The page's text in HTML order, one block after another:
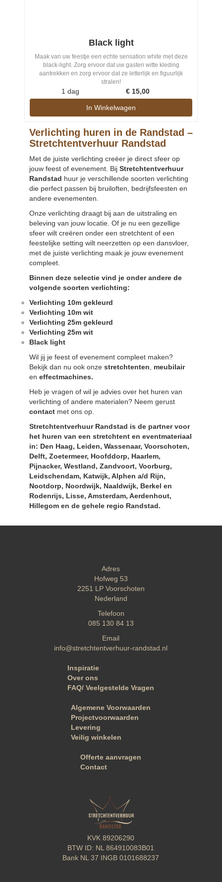
Black light
Maak van uw feestje een echte sensation white met deze
black-light. Zorg ervoor dat uw gasten witte kleding
aantrekken en zorg ervoor dat ze letterlijk en figuurlijk
stralen!
1 dag € 15,00
In Winkelwagen
Verlichting huren in de Randstad –
Stretchtentverhuur Randstad
Met de juiste verlichting creëer je direct sfeer op
jouw feest of evenement. Bij Stretchtentverhuur
Randstad huur je verschillende soorten verlichting
die perfect passen bij bruiloften, bedrijfsfeesten en
andere evenementen.
Onze verlichting draagt bij aan de uitstraling en
beleving van jouw locatie. Of je nu een gezellige
sfeer wilt creëren onder een stretchtent of een
feestelijke setting wilt neerzetten op een dansvloer,
met de juiste verlichting maak je jouw evenement
compleet.
Binnen deze selectie vind je onder andere de
volgende soorten verlichting:
Verlichting 10m gekleurd
Verlichting 10m wit
Verlichting 25m gekleurd
Verlichting 25m wit
Black light
Wil jij je feest of evenement compleet maken?
Bekijk dan nu ook onze stretchtenten
meubilair
en effectmachines.
Heb je vragen of wil je advies over het huren van
verlichting of andere materialen? Neem gerust
contact met ons op.
Stretchtentverhuur Randstad is de partner voor
het huren van een stretchtent en eventmateriaal
in: Den Haag, Leiden, Wassenaar, Voorschoten,
Delft, Zoetermeer, Hoofddorp, Haarlem,
Pijnacker, Westland, Zandvoort, Voorburg,
Leidschendam, Katwijk, Alphen a/d Rijn,
Nootdorp, Noordwijk, Naaldwijk, Berkel en
Rodenrijs, Lisse, Amsterdam, Aerdenhout,
Hillegom en de gehele regio Randstad.
Adres
Hofweg 53
2251 LP Voorschoten
Nederland
Telefoon
085 130 84 13
Email
info@stretchtentverhuur-randstad.nl
Inspiratie
Over ons
FAQ/ Veelgestelde Vragen
Algemene Voorwaarden
Projectvoorwaarden
Levering
Veilig winkelen
Offerte aanvragen
Contact
KVK 89206290
BTW ID: NL 864910083B01
Bank NL 37 INGB 0101688237